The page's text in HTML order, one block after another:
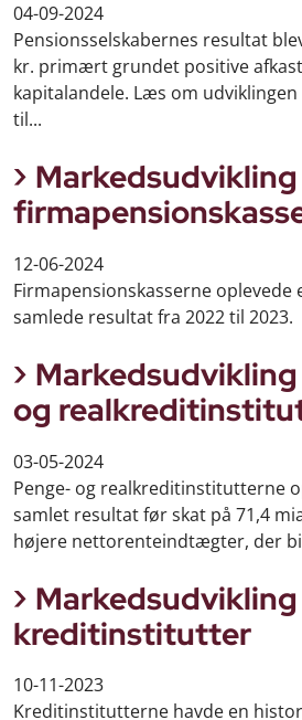
04-09-2024
Pensionsselskabernes resultat
kr. primært grundet positive
kapitalandele. Læs om
til...
12-06-2024
Firmapensionskasserne oplevede
samlede resultat fra 2022 til 2023.
og
03-05-2024
Penge- og realkreditinstitutterne
samlet resultat før skat på 71,4
højere nettorenteindtægter, der
kreditinstitutter
10-11-2023
Kreditinstitutterne havde en